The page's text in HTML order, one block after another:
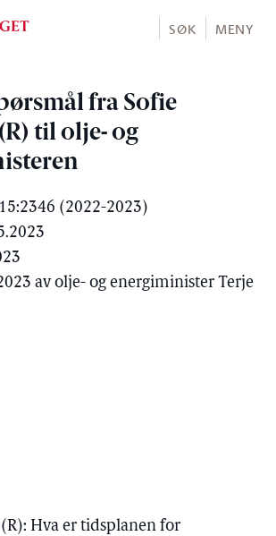
SØK MENY
fra Sofie
til olje- og
(2022-2023)
av olje- og energiminister Terje
Hva er tidsplanen for